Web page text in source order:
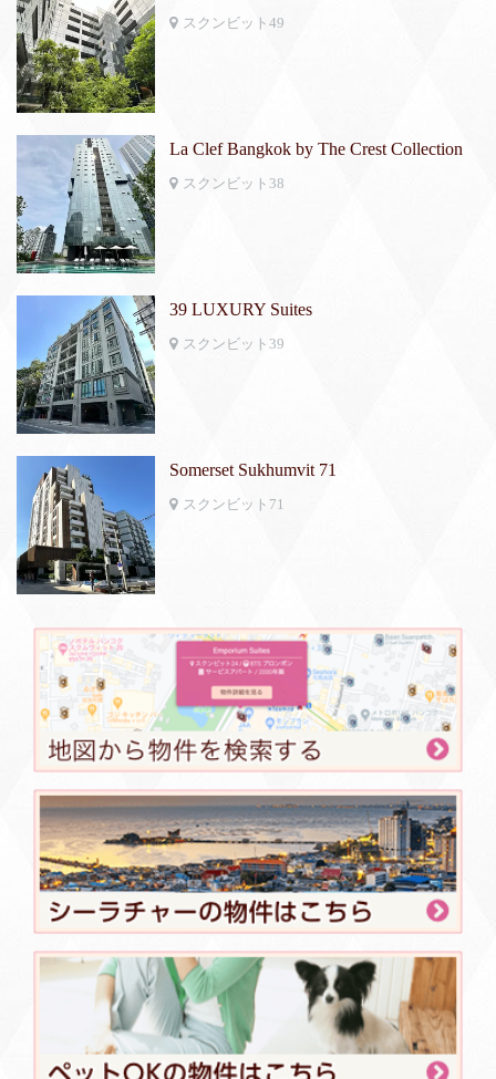
スクンビット49
La Clef Bangkok by The Crest Collection
スクンビット38
39 LUXURY Suites
スクンビット39
Somerset Sukhumvit 71
スクンビット71